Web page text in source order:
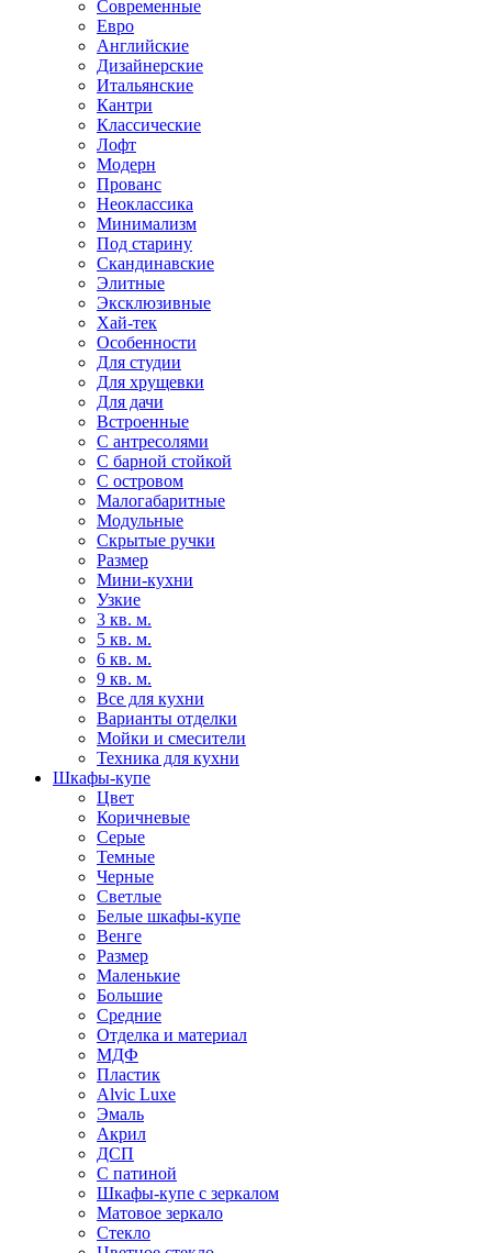
Современные
Евро
Английские
Дизайнерские
Итальянские
Кантри
Классические
Лофт
Модерн
Прованс
Неоклассика
Минимализм
Под старину
Скандинавские
Элитные
Эксклюзивные
Хай-тек
Особенности
Для студии
Для хрущевки
Для дачи
Встроенные
С антресолями
С барной стойкой
С островом
Малогабаритные
Модульные
Скрытые ручки
Размер
Мини-кухни
Узкие
3 кв. м.
5 кв. м.
6 кв. м.
9 кв. м.
Все для кухни
Варианты отделки
Мойки и смесители
Техника для кухни
Шкафы-купе
Цвет
Коричневые
Серые
Темные
Черные
Светлые
Белые шкафы-купе
Венге
Размер
Маленькие
Большие
Средние
Отделка и материал
МДФ
Пластик
Alvic Luxe
Эмаль
Акрил
ДСП
С патиной
Шкафы-купе с зеркалом
Матовое зеркало
Стекло